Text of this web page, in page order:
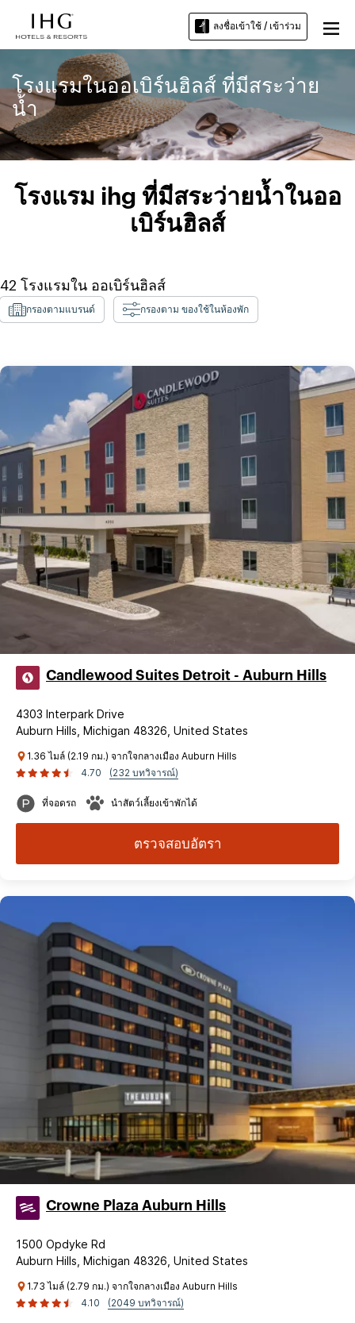
ลงชื่อเข้าใช้ / เข้าร่วม
โรงแรมในออเบิร์นฮิลส์ ที่มีสระว่าย
น้ำ
โรงแรม ihg ที่มีสระว่ายน้ำในออ
เบิร์นฮิลส์
42 โรงแรมใน ออเบิร์นฮิลส์
กรองตามแบรนด์ กรองตาม ของใช้ในห้องพัก
Candlewood Suites Detroit - Auburn Hills
4303 Interpark Drive
Auburn Hills, Michigan 48326, United States
1.36 ไมล์ (2.19 กม.) จากใจกลางเมือง Auburn Hills
4.70
(232 บทวิจารณ์)
ที่จอดรถ นำสัตว์เลี้ยงเข้าพักได้
ตรวจสอบอัตรา
Crowne Plaza Auburn Hills
1500 Opdyke Rd
Auburn Hills, Michigan 48326, United States
1.73 ไมล์ (2.79 กม.) จากใจกลางเมือง Auburn Hills
4.10
(2049 บทวิจารณ์)